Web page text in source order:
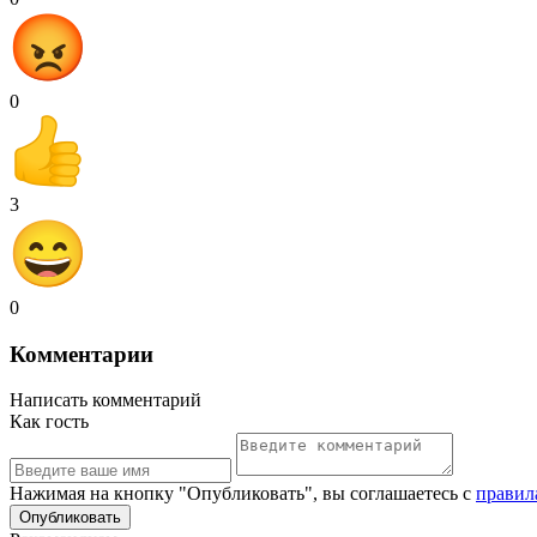
0
3
0
Комментарии
Написать комментарий
Как гость
Нажимая на кнопку "Опубликовать", вы соглашаетесь с